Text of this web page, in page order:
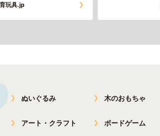
玩具.jp
ぬいぐるみ 木のおもちゃ
アート・クラフト ボードゲーム